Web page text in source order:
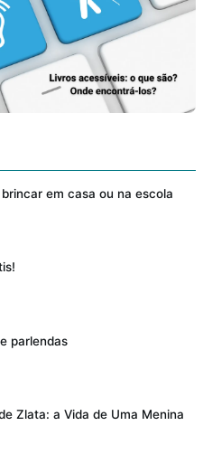
em casa ou na escola
parlendas
Zlata: a Vida de Uma Menina